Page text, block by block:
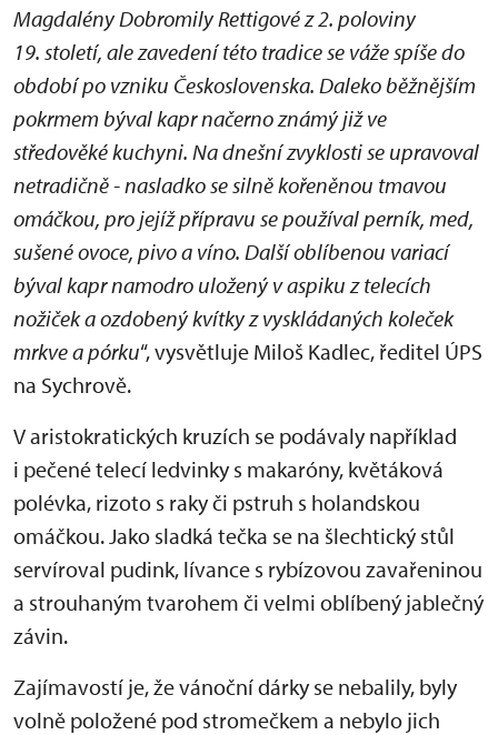
Magdalény Dobromily Rettigové z 2. poloviny
19. století, ale zavedení této tradice se váže spíše do
období po vzniku Československa. Daleko běžnějším
pokrmem býval kapr načerno známý již ve
středověké kuchyni. Na dnešní zvyklosti se upravoval
netradičně - nasladko se silně kořeněnou tmavou
omáčkou, pro jejíž přípravu se používal perník, med,
sušené ovoce, pivo a víno. Další oblíbenou variací
býval kapr namodro uložený v aspiku z telecích
nožiček a ozdobený kvítky z vyskládaných koleček
mrkve a pórku“, vysvětluje Miloš Kadlec, ředitel ÚPS
na Sychrově.
V aristokratických kruzích se podávaly například
i pečené telecí ledvinky s makaróny, květáková
polévka, rizoto s raky či pstruh s holandskou
omáčkou. Jako sladká tečka se na šlechtický stůl
servíroval pudink, lívance s rybízovou zavařeninou
a strouhaným tvarohem či velmi oblíbený jablečný
závin.
Zajímavostí je, že vánoční dárky se nebalily, byly
volně položené pod stromečkem a nebylo jich